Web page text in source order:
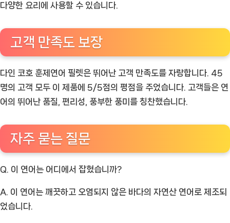
다양한 요리에 사용할 수 있습니다.
고객 만족도 보장
다인 코호 훈제연어 필렛은 뛰어난 고객 만족도를 자랑합니다. 45
명의 고객 모두 이 제품에 5/5점의 평점을 주었습니다. 고객들은 연
어의 뛰어난 품질, 편리성, 풍부한 풍미를 칭찬했습니다.
자주 묻는 질문
Q. 이 연어는 어디에서 잡혔습니까?
A. 이 연어는 깨끗하고 오염되지 않은 바다의 자연산 연어로 제조되
었습니다.